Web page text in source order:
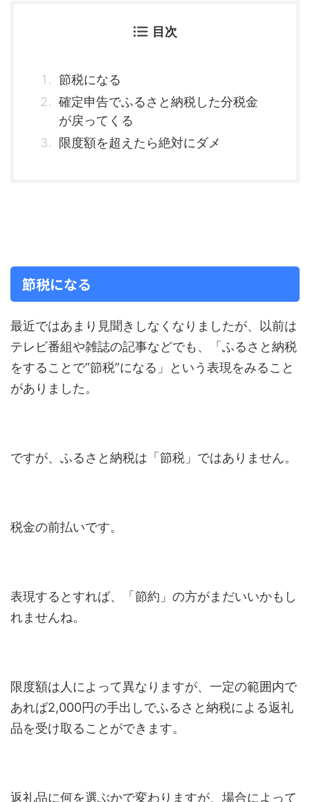
目次
節税になる
確定申告でふるさと納税した分税金
が戻ってくる
限度額を超えたら絶対にダメ
節税になる
最近ではあまり見聞きしなくなりましたが、以前は
テレビ番組や雑誌の記事などでも、「ふるさと納税
をすることで”節税”になる」という表現をみること
がありました。
ですが、ふるさと納税は「節税」ではありません。
税金の前払いです。
表現するとすれば、「節約」の方がまだいいかもし
れませんね。
限度額は人によって異なりますが、一定の範囲内で
あれば2,000円の手出しでふるさと納税による返礼
品を受け取ることができます。
返礼品に何を選ぶかで変わりますが、場合によって